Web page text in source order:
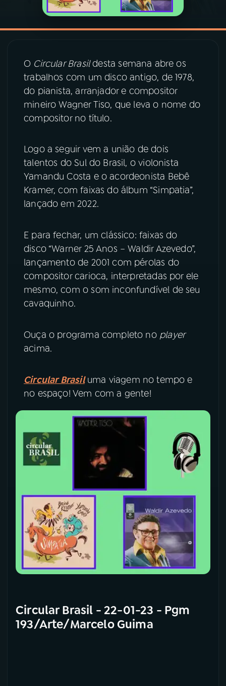
08PRÊMIO RÁDIO MEC
ACOMPANHE A RÁDIO MEC
YouTube Facebook
Instagram
TikTok
O Circular Brasildesta semana abre os
trabalhos com um disco antigo, de 1978,
do pianista, arranjador e compositor
mineiro Wagner Tiso, que leva o nome do
compositor no título.
Logo a seguir vem a união de dois
talentos do Sul do Brasil, o violonista
Yamandu Costa e o acordeonista Bebê
Kramer, com faixas do álbum “Simpatia”,
lançado em 2022.
E para fechar, um clássico: faixas do
disco “Warner 25 Anos – Waldir Azevedo”,
lançamento de 2001 com pérolas do
compositor carioca, interpretadas por ele
mesmo, com o som inconfundível de seu
cavaquinho.
Ouça o programa completo no player
acima.
Circular Brasiluma viagem no tempo e
no espaço! Vem com a gente!
Circular Brasil - 22-01-23 - Pgm
193/Arte/Marcelo Guima